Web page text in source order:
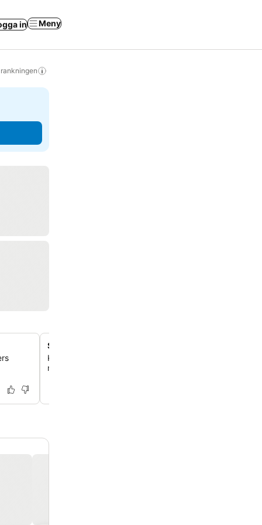
in Meny
Säsongsöppen utomhuspool med solstolar
Koppla av vid den härliga säsongsöppna
med bekväma solstolar där du kan njuta av